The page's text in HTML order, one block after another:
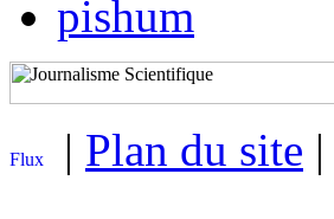
pishum
| Plan du site |